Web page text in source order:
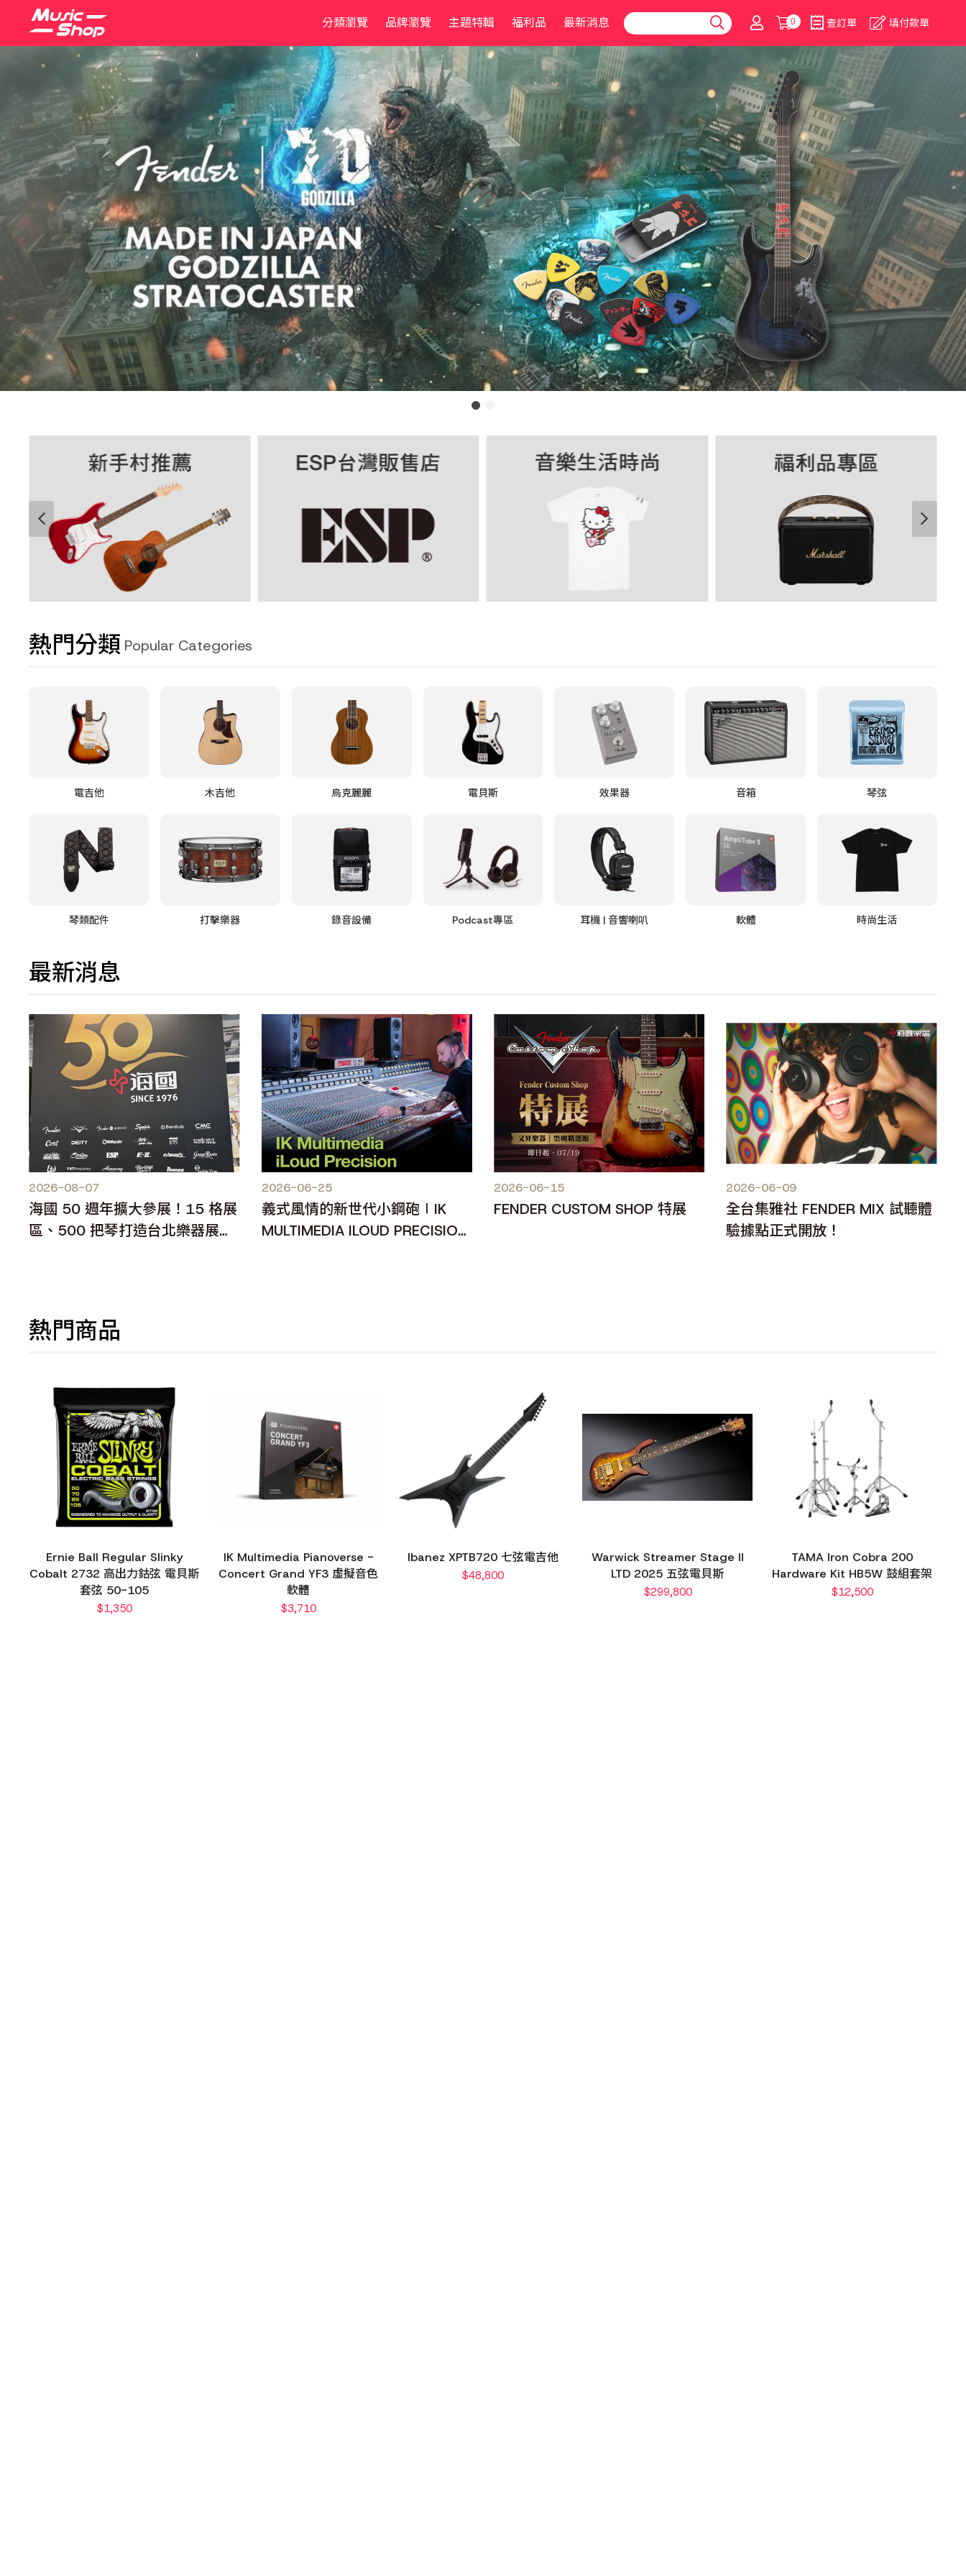
分類瀏覽 品牌瀏覽 主題特輯 福利品 最新消息 0 查訂單 填付款單
熱門分類 Popular Categories
電吉他 木吉他 烏克麗麗 電貝斯 效果器 音箱 琴弦
琴類配件 打擊樂器 錄音設備 Podcast專區 耳機 | 音響喇叭 軟體 時尚生活
最新消息
2026-08-07
海國 50 週年擴大參展！15 格展
區、500 把琴打造台北樂器展人
2026-06-25
義式風情的新世代小鋼砲∣IK
MULTIMEDIA ILOUD PRECISION
2026-06-15
FENDER CUSTOM SHOP 特展
2026-06-09
全台集雅社 FENDER MIX 試聽體
驗據點正式開放！
熱門商品
Ernie Ball Regular Slinky
Cobalt 2732 高出力鈷弦 電貝斯
套弦 50-105
$1,350
IK Multimedia Pianoverse -
Concert Grand YF3 虛擬音色
軟體
$3,710
Ibanez XPTB720 七弦電吉他
$48,800
Warwick Streamer Stage II
LTD 2025 五弦電貝斯
$299,800
TAMA Iron Cobra 200
Hardware Kit HB5W 鼓組套架
$12,500